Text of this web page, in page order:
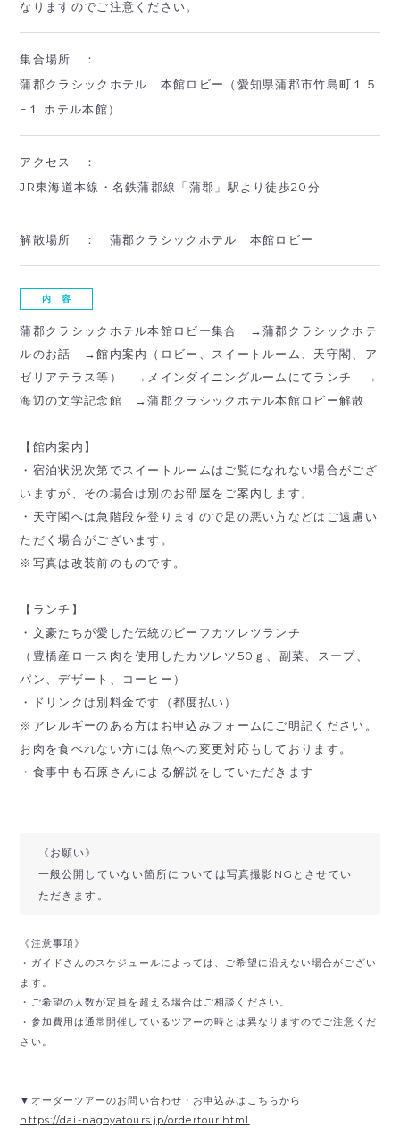
なりますのでご注意ください。
集合場所 ：
蒲郡クラシックホテル 本館ロビー（愛知県蒲郡市竹島町１５
−１ ホテル本館）
アクセス ：
JR東海道本線・名鉄蒲郡線「蒲郡」駅より徒歩20分
解散場所 ： 蒲郡クラシックホテル 本館ロビー
内 容
蒲郡クラシックホテル本館ロビー集合 →蒲郡クラシックホテ
ルのお話 →館内案内（ロビー、スイートルーム、天守閣、ア
ゼリアテラス等） →メインダイニングルームにてランチ →
海辺の文学記念館 →蒲郡クラシックホテル本館ロビー解散
【館内案内】
・宿泊状況次第でスイートルームはご覧になれない場合がござ
いますが、その場合は別のお部屋をご案内します。
・天守閣へは急階段を登りますので足の悪い方などはご遠慮い
ただく場合がございます。
※写真は改装前のものです。
【ランチ】
・文豪たちが愛した伝統のビーフカツレツランチ
（豊橋産ロース肉を使用したカツレツ50ｇ、副菜、スープ、
パン、デザート、コーヒー）
・ドリンクは別料金です（都度払い）
※アレルギーのある方はお申込みフォームにご明記ください。
お肉を食べれない方には魚への変更対応もしております。
・食事中も石原さんによる解説をしていただきます
《お願い》
一般公開していない箇所については写真撮影NGとさせてい
ただきます。
《注意事項》
・ガイドさんのスケジュールによっては、ご希望に沿えない場合がござい
ます。
・ご希望の人数が定員を超える場合はご相談ください。
・参加費用は通常開催しているツアーの時とは異なりますのでご注意くだ
さい。
▼オーダーツアーのお問い合わせ・お申込みはこちらから
https://dai-nagoyatours.jp/ordertour.html